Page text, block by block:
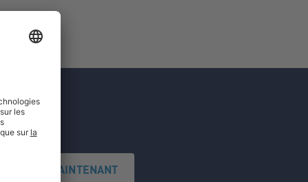
MAINTENANT